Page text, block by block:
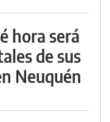
hora será
de sus
Neuquén